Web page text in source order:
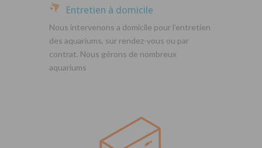
Entretien à domicile
Nous intervenons a domicile pour l’entretien
des aquariums, sur rendez-vous ou par
contrat. Nous gérons de nombreux
aquariums